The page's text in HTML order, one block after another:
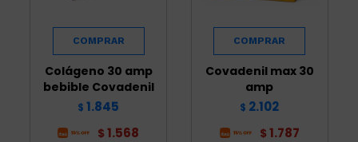
Colágeno 30 amp
bebible Covadenil
$ 1.845
$ 1.568
Covadenil max 30
amp
$ 2.102
$ 1.787